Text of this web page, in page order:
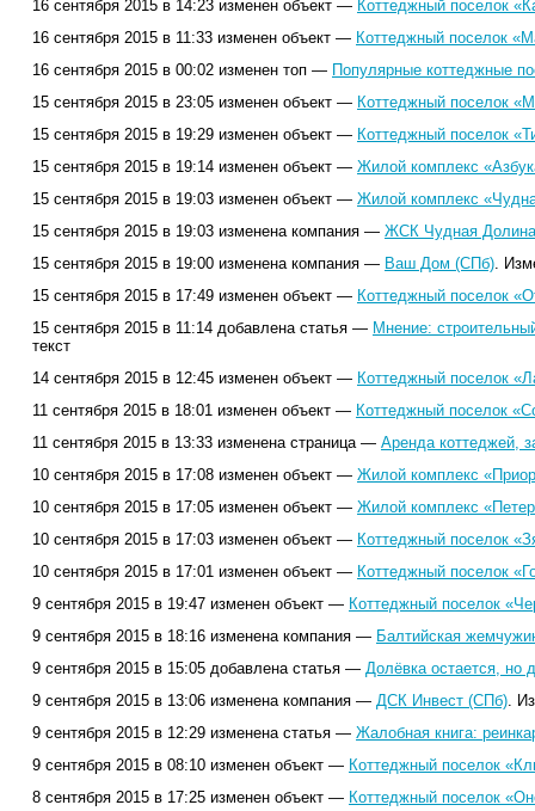
16 сентября 2015 в 14:23 изменен объект — Коттеджный поселок
16 сентября 2015 в 11:33 изменен объект — Коттеджный поселок
16 сентября 2015 в 00:02 изменен топ — Популярные коттеджные
15 сентября 2015 в 23:05 изменен объект — Коттеджный поселок
15 сентября 2015 в 19:29 изменен объект — Коттеджный поселок
15 сентября 2015 в 19:14 изменен объект — Жилой комплекс
15 сентября 2015 в 19:03 изменен объект — Жилой комплекс
15 сентября 2015 в 19:03 изменена компания — ЖСК Чудная
15 сентября 2015 в 19:00 изменена компания — Ваш Дом (СПб).
15 сентября 2015 в 17:49 изменен объект — Коттеджный поселок
15 сентября 2015 в 11:14 добавлена статья — Мнение:
текст
14 сентября 2015 в 12:45 изменен объект — Коттеджный поселок
11 сентября 2015 в 18:01 изменен объект — Коттеджный поселок
11 сентября 2015 в 13:33 изменена страница — Аренда коттеджей,
10 сентября 2015 в 17:08 изменен объект — Жилой комплекс
10 сентября 2015 в 17:05 изменен объект — Жилой комплекс
10 сентября 2015 в 17:03 изменен объект — Коттеджный поселок
10 сентября 2015 в 17:01 изменен объект — Коттеджный поселок
9 сентября 2015 в 19:47 изменен объект — Коттеджный поселок
9 сентября 2015 в 18:16 изменена компания — Балтийская
9 сентября 2015 в 15:05 добавлена статья — Долёвка остается, но
9 сентября 2015 в 13:06 изменена компания — ДСК Инвест (СПб).
9 сентября 2015 в 12:29 изменена статья — Жалобная книга:
9 сентября 2015 в 08:10 изменен объект — Коттеджный поселок
8 сентября 2015 в 17:25 изменен объект — Коттеджный поселок